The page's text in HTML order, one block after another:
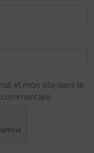
et mon site dans le